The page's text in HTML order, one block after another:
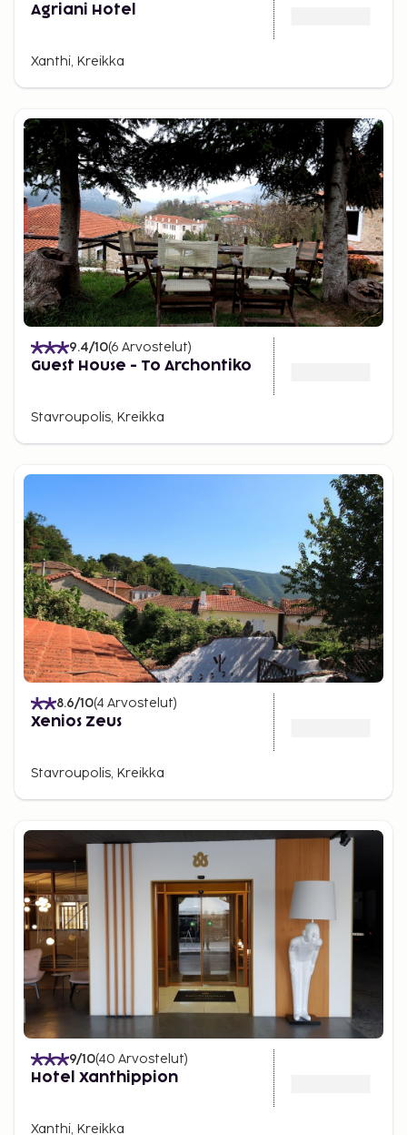
Agriani Hotel
Xanthi, Kreikka
9.4/10(6 Arvostelut)
Guest House - To Archontiko
Stavroupolis, Kreikka
8.6/10(4 Arvostelut)
Xenios Zeus
Stavroupolis, Kreikka
9/10(40 Arvostelut)
Hotel Xanthippion
Xanthi, Kreikka